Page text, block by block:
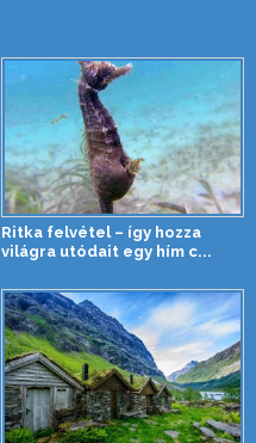
Ritka felvétel – így hozza
világra utódait egy hím c...